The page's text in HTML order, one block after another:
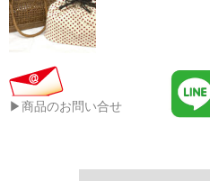
▶商品のお問い合せ